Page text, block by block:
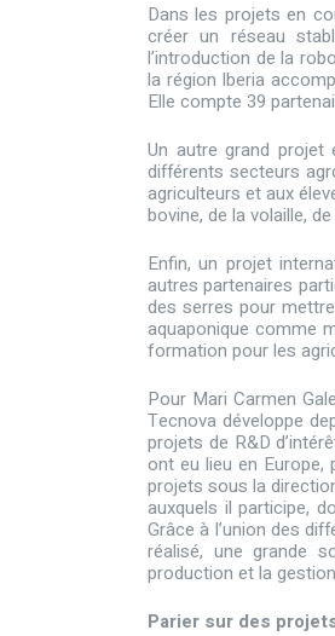
Dans les projets en
créer un réseau
l’introduction de la
la région Iberia
Elle compte 39
Un autre grand projet
différents secteurs
agriculteurs et aux
bovine, de la volaille,
Enfin, un projet
autres partenaires
des serres pour
aquaponique comme
formation pour les
Pour Mari Carmen
Tecnova développe
projets de R&D
ont eu lieu en Europe,
projets sous la
auxquels il participe,
Grâce à l’union des
réalisé, une grande
production et la
Parier sur des